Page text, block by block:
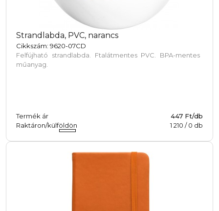
Strandlabda, PVC, narancs
Cikkszám: 9620-07CD
Felfújható strandlabda. Ftalátmentes PVC. BPA-mentes
műanyag.
Termék ár
447 Ft/db
Raktáron/külföldön
1 210 /0 db